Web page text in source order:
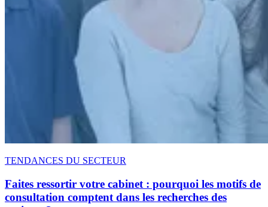
TENDANCES DU SECTEUR
Faites ressortir votre cabinet : pourquoi les motifs de
consultation comptent dans les recherches des